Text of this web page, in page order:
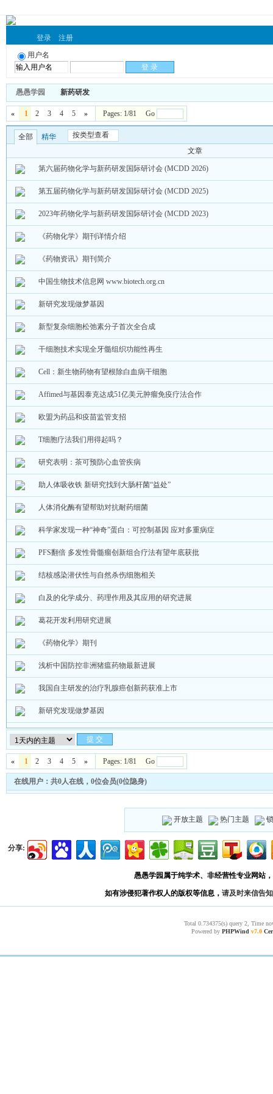
登录 注册
用户名
愚愚学园 新药研发
« 1 2 3 4 5 » Pages: 1/81 Go
全部 精华
按类型查看
文章
第六届药物化学与新药研发国际研讨会 (MCDD 2026)
第五届药物化学与新药研发国际研讨会 (MCDD 2025)
2023年药物化学与新药研发国际研讨会 (MCDD 2023)
《药物化学》期刊详情介绍
《药物资讯》期刊简介
中国生物技术信息网 www.biotech.org.cn
新研究发现做梦基因
新型复杂细胞松弛素分子首次全合成
干细胞技术实现全牙髓组织功能性再生
Cell：新生物药物有望根除白血病干细胞
Affimed与基因泰克达成51亿美元肿瘤免疫疗法合作
欧盟为药品和疫苗监管支招
T细胞疗法我们用得起吗？
研究表明：茶可预防心血管疾病
助人体吸收铁 新研究找到大肠杆菌“益处”
人体消化酶有望帮助对抗耐药细菌
科学家发现一种“神奇”蛋白：可控制基因 应对多重病症
PFS翻倍 多发性骨髓瘤创新组合疗法有望年底获批
结核感染潜伏性与自然杀伤细胞相关
白及的化学成分、药理作用及其应用的研究进展
葛花开发利用研究进展
《药物化学》期刊
浅析中国防控非洲猪瘟药物最新进展
我国自主研发的治疗乳腺癌创新药获准上市
新研究发现做梦基因
« 1 2 3 4 5 » Pages: 1/81 Go
在线用户：共0人在线，0位会员(0位隐身)
开放主题 热门主题
分享:
愚愚学园属于纯学术、非经营性专业网站
如有涉侵犯著作权人的版权等信息， 请及时来信告知
Total 0.734375(s) query 2, Time
Powered by PHPWind v7.0